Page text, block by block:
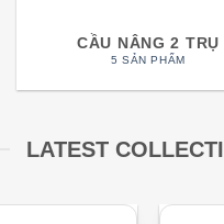
CẦU NÂNG 2 TRỤ
5 SẢN PHẨM
LATEST